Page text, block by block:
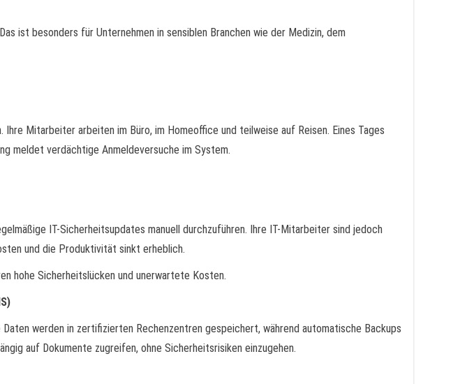
ist besonders für Unternehmen in sensiblen Branchen wie der Medizin, dem
Mitarbeiter arbeiten im Büro, im Homeoffice und teilweise auf Reisen. Eines Tages
meldet verdächtige Anmeldeversuche im System.
IT-Sicherheitsupdates manuell durchzuführen. Ihre IT-Mitarbeiter sind jedoch
und die Produktivität sinkt erheblich.
hohe Sicherheitslücken und unerwartete Kosten.
werden in zertifizierten Rechenzentren gespeichert, während automatische Backups
auf Dokumente zugreifen, ohne Sicherheitsrisiken einzugehen.